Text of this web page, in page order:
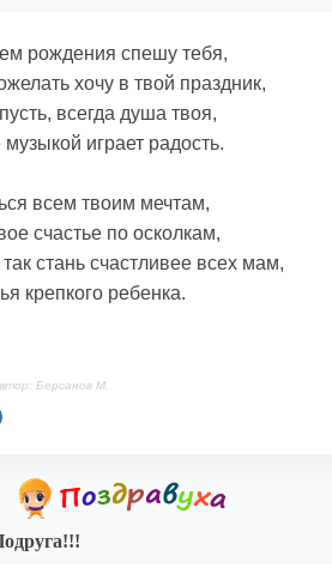
рождения спешу тебя,
хочу в твой праздник,
всегда душа твоя,
играет радость.
всем твоим мечтам,
счастье по осколкам,
стань счастливее всех мам,
крепкого ребенка.
Берсанов М.